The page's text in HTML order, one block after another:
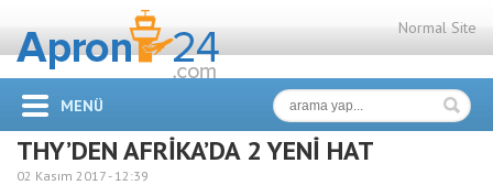
Normal Site
MENÜ
THY’DEN AFRİKA’DA 2 YENİ HAT
02 Kasım 2017 - 12:39